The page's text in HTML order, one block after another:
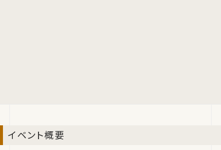
イベント概要